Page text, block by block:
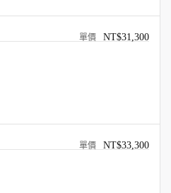
NT$31,300
NT$33,300